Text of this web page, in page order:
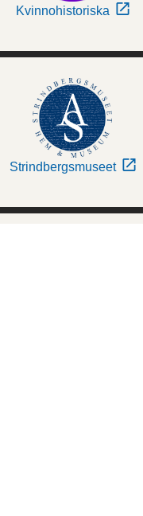
Kvinnohistoriska
Strindbergsmuseet